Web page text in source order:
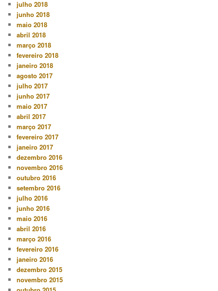
julho 2018
junho 2018
maio 2018
abril 2018
março 2018
fevereiro 2018
janeiro 2018
agosto 2017
julho 2017
junho 2017
maio 2017
abril 2017
março 2017
fevereiro 2017
janeiro 2017
dezembro 2016
novembro 2016
outubro 2016
setembro 2016
julho 2016
junho 2016
maio 2016
abril 2016
março 2016
fevereiro 2016
janeiro 2016
dezembro 2015
novembro 2015